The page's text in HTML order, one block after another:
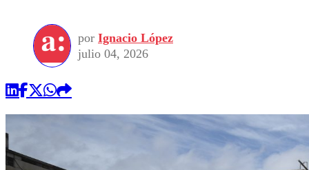
Seleccion Chilena
Torneo Internacional
Universidad de Chile
Economía
Internacional
Sustentabilidad
Publicaciones en medios
Opinión
por Ignacio López
julio 04, 2026